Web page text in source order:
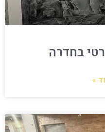
בחדרה
»